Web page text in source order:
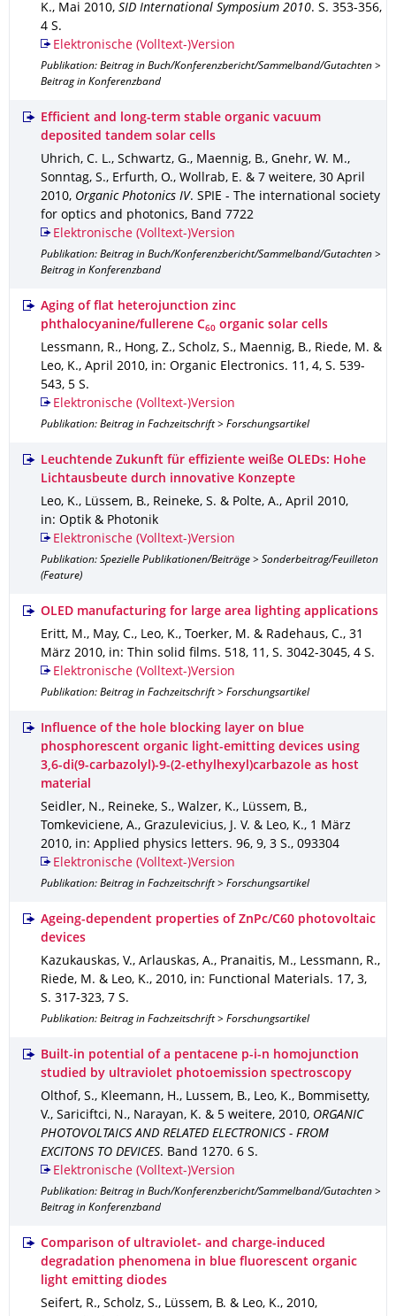
K., Mai 2010, SID International Symposium 2010. S. 353-356,
4 S.
Elektronische (Volltext-)Version
Publikation: Beitrag in Buch/Konferenzbericht/Sammelband/Gutachten >
Beitrag in Konferenzband
Efficient and long-term stable organic vacuum
deposited tandem solar cells
Uhrich, C. L., Schwartz, G., Maennig, B., Gnehr, W. M.,
Sonntag, S., Erfurth, O., Wollrab, E. & 7 weitere, 30 April
2010, Organic Photonics IV. SPIE - The international society
for optics and photonics, Band 7722
Elektronische (Volltext-)Version
Publikation: Beitrag in Buch/Konferenzbericht/Sammelband/Gutachten >
Beitrag in Konferenzband
Aging of flat heterojunction zinc
phthalocyanine/fullerene C60 organic solar cells
Lessmann, R., Hong, Z., Scholz, S., Maennig, B., Riede, M. &
Leo, K., April 2010, in: Organic Electronics. 11 , 4, S. 539-
543, 5 S.
Elektronische (Volltext-)Version
Publikation: Beitrag in Fachzeitschrift > Forschungsartikel
Leuchtende Zukunft für effiziente weiße OLEDs: Hohe
Lichtausbeute durch innovative Konzepte
Leo, K., Lüssem, B., Reineke, S. & Polte, A., April 2010,
in: Optik & Photonik
Elektronische (Volltext-)Version
Publikation: Spezielle Publikationen/Beiträge > Sonderbeitrag/Feuilleton
(Feature)
OLED manufacturing for large area lighting applications
Eritt, M., May, C., Leo, K., Toerker, M. & Radehaus, C., 31
März 2010, in: Thin solid films. 518, 11 , S. 3042-3045, 4 S.
Elektronische (Volltext-)Version
Publikation: Beitrag in Fachzeitschrift > Forschungsartikel
Influence of the hole blocking layer on blue
phosphorescent organic light-emitting devices using
3,6-di(9-carbazolyl)-9-(2-ethylhexyl)carbazole as host
material
Seidler, N., Reineke, S., Walzer, K., Lüssem, B.,
Tomkeviciene, A., Grazulevicius, J. V. & Leo, K., 1 März
2010, in: Applied physics letters. 96, 9, 3 S., 093304
Elektronische (Volltext-)Version
Publikation: Beitrag in Fachzeitschrift > Forschungsartikel
Ageing-dependent properties of ZnPc/C60 photovoltaic
devices
Kazukauskas, V., Arlauskas, A., Pranaitis, M., Lessmann, R.,
Riede, M. & Leo, K., 2010, in: Functional Materials. 17, 3,
S. 317-323, 7 S.
Publikation: Beitrag in Fachzeitschrift > Forschungsartikel
Built-in potential of a pentacene p-i-n homojunction
studied by ultraviolet photoemission spectroscopy
Olthof, S., Kleemann, H., Lussem, B., Leo, K., Bommisetty,
V., Sariciftci, N., Narayan, K. & 5 weitere, 2010, ORGANIC
PHOTOVOLTAICS AND RELATED ELECTRONICS - FROM
EXCITONS TO DEVICES. Band 1270. 6 S.
Elektronische (Volltext-)Version
Publikation: Beitrag in Buch/Konferenzbericht/Sammelband/Gutachten >
Beitrag in Konferenzband
Comparison of ultraviolet- and charge-induced
degradation phenomena in blue fluorescent organic
light emitting diodes
Seifert, R., Scholz, S., Lüssem, B. & Leo, K., 2010,